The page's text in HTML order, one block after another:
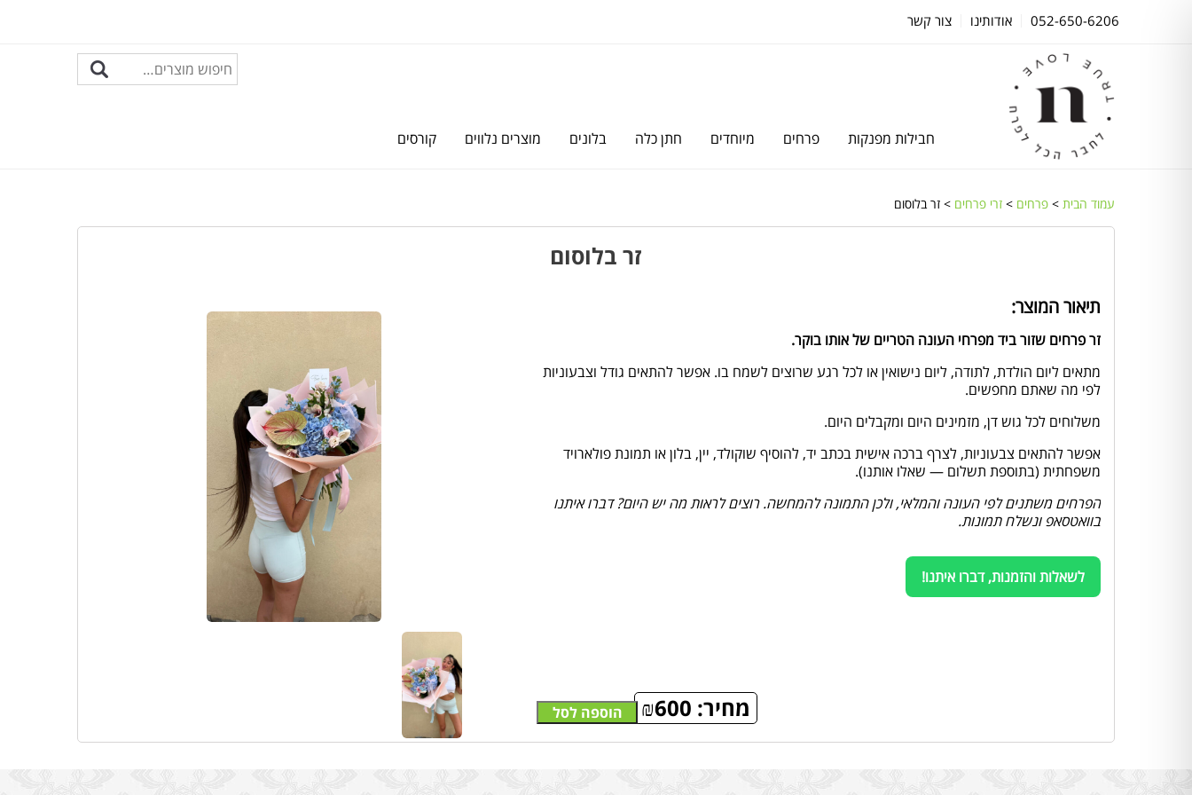
052-650-6206 אודותינו צור קשר
חבילות מפנקות פרחים מיוחדים חתן כלה בלונים מוצרים נלווים קורסים
עמוד הבית > פרחים > זרי פרחים > זר בלוסום
זר בלוסום
תיאור המוצר:
זר פרחים שזור ביד מפרחי העונה הטריים של אותו בוקר.
מתאים ליום הולדת, לתודה, ליום נישואין או לכל רגע שרוצים לשמח בו. אפשר להתאים גודל וצבעוניות
לפי מה שאתם מחפשים.
משלוחים לכל גוש דן, מזמינים היום ומקבלים היום.
אפשר להתאים צבעוניות, לצרף ברכה אישית בכתב יד, להוסיף שוקולד, יין, בלון או תמונת פולארויד
משפחתית (בתוספת תשלום — שאלו אותנו).
הפרחים משתנים לפי העונה והמלאי, ולכן התמונה להמחשה. רוצים לראות מה יש היום? דברו איתנו
בוואטסאפ ונשלח תמונות.
מחיר: ₪600 הוספה לסל
לשאלות והזמנות, דברו איתנו!